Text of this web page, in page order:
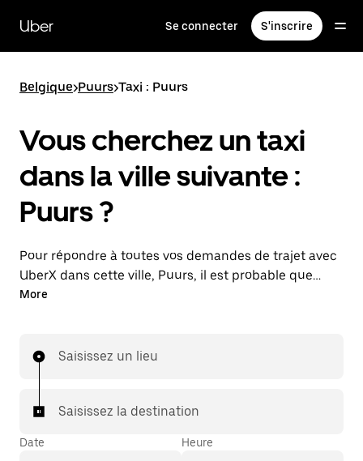
contenu
principal
Uber Se connecter S'inscrire
Belgique>Puurs>Taxi : Puurs
Vous cherchez un taxi
dans la ville suivante :
Puurs ?
Pour répondre à toutes vos demandes de trajet avec
UberX dans cette ville, Puurs, il est probable que
nous vous mettions en relation avec un chauffeur de
même disponibilité (24 h/24 et 7/j) qu'avec UberX.
More
Saisissez un lieu
Saisissez la destination
Date Heure